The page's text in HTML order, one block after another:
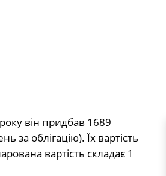
він придбав 1689
за облігацію). Їх вартість
вартість складає 1